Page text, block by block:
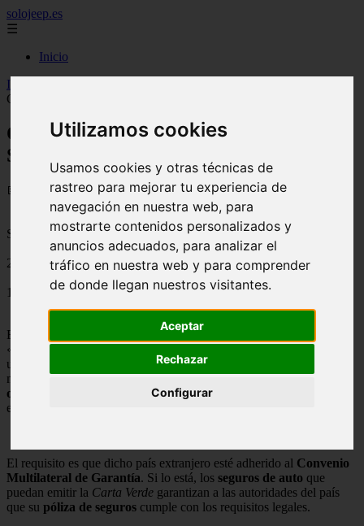
Utilizamos cookies
Usamos cookies y otras técnicas de
rastreo para mejorar tu experiencia de
navegación en nuestra web, para
mostrarte contenidos personalizados y
anuncios adecuados, para analizar el
tráfico en nuestra web y para comprender
de donde llegan nuestros visitantes.
Aceptar
Rechazar
Configurar
solojeep.es
☰
Inicio
Inicio
Carta Verde
Que es el Certificado Internacional de
Seguro: la Carta Verde
📅 18/08/2025
Seguros de Automovil o Coches
2011-10-18
1531
El Certificado Internacional de Seguros de auto
«
Carta Verde
» por su color, sirve para acreditar nuestro seguro en
un país extranjero. Con la
Carta Verde
mínimo, nuestro seguro cubre los riesgos deresponsabilidad civil
obligatoria
con arreglo a las leyes del país extranjero en el que
estemos.
El requisito es que dicho país extranjero esté adherido al Convenio
Multilateral de Garantía. Si lo está, los seguros de auto que
puedan emitir la Carta Verde garantizan a las autoridades del país
que su póliza de seguros cumple con los requisitos legales.